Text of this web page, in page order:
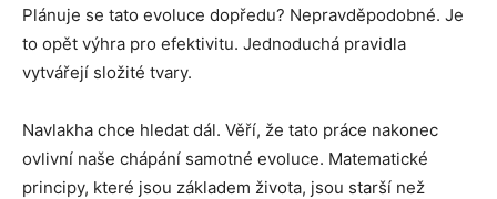
Plánuje se tato evoluce dopředu? Nepravděpodobné. Je
to opět výhra pro efektivitu. Jednoduchá pravidla
vytvářejí složité tvary.
Navlakha chce hledat dál. Věří, že tato práce nakonec
ovlivní naše chápání samotné evoluce. Matematické
principy, které jsou základem života, jsou starší než